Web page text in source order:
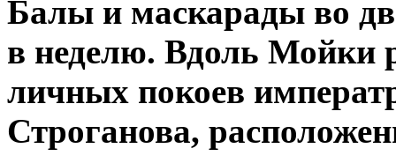
Балы и маскарады во
в неделю. Вдоль Мойки
личных покоев
Строганова,